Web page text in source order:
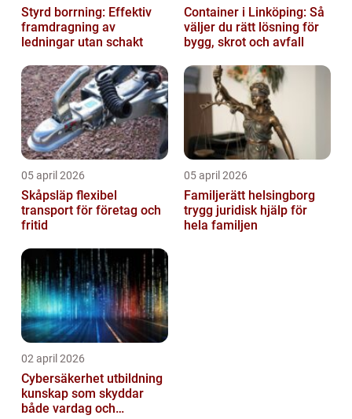
Styrd borrning: Effektiv
framdragning av
ledningar utan schakt
Container i Linköping: Så
väljer du rätt lösning för
bygg, skrot och avfall
05 april 2026
Skåpsläp flexibel
transport för företag och
fritid
05 april 2026
Familjerätt helsingborg
trygg juridisk hjälp för
hela familjen
02 april 2026
Cybersäkerhet utbildning
kunskap som skyddar
både vardag och